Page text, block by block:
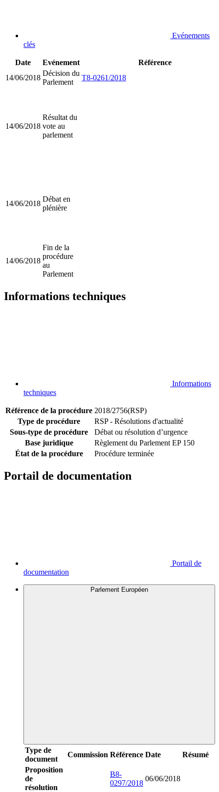
Evénements
clés
Date Evénement
Référence
14/06/2018
Décision du
Parlement
T8-0261/2018
14/06/2018
Résultat du
vote au
parlement
14/06/2018
Débat en
plénière
14/06/2018
Fin de la
procédure
au
Parlement
Informations techniques
Informations
techniques
Référence de la procédure 2018/2756(RSP)
Type de procédure
RSP - Résolutions d'actualité
Sous-type de procédure
Débat ou résolution d’urgence
Base juridique
Règlement du Parlement EP 150
État de la procédure
Procédure terminée
Portail de documentation
Portail de
documentation
Parlement Européen
Type de
document
Commission Référence Date
Résumé
Proposition
de
résolution
B8-
0297/2018
06/06/2018